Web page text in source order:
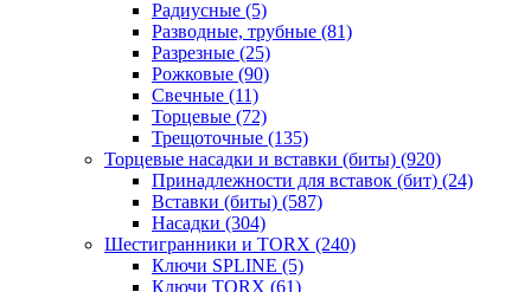
Радиусные (5)
Разводные, трубные (81)
Разрезные (25)
Рожковые (90)
Свечные (11)
Торцевые (72)
Трещоточные (135)
Торцевые насадки и вставки (биты) (920)
Принадлежности для вставок (бит) (24)
Вставки (биты) (587)
Насадки (304)
Шестигранники и TORX (240)
Ключи SPLINE (5)
Ключи TORX (61)